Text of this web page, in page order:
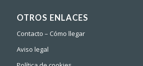
OTROS ENLACES
Contacto – Cómo llegar
Aviso legal